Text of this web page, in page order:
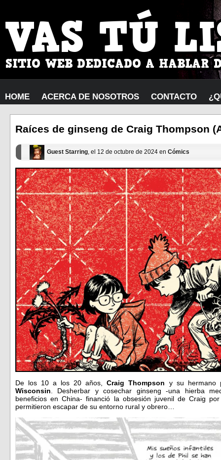
HOME ACERCA DE NOSOTROS CONTACTO
Raíces de ginseng de Craig Thompson
Guest Starring, el 12 de octubre de 2024 en Cómics
De los 10 a los 20 años,Craig Thompson y su hermano
Wisconsin . Desherbar y cosechar ginseng -una hierba
beneficios en China- financió la obsesión juvenil de Craig
permitieron escapar de su entorno rural y obrero…